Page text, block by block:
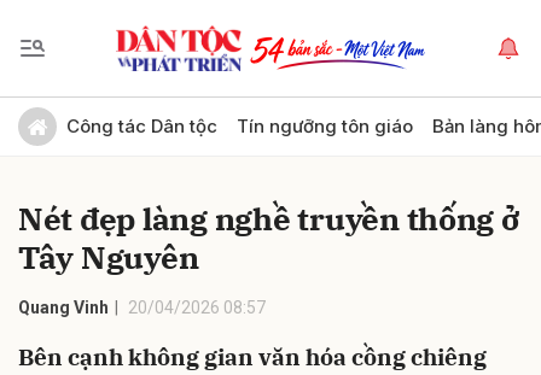
Công tác Dân tộc Tín ngưỡng tôn giáo Bản làng
Nét đẹp làng nghề truyền thống ở
Tây Nguyên
Quang Vinh 20/04/2026 08:57
Bên cạnh không gian văn hóa cồng chiêng
Gửi bình luận
Hủy Gửi